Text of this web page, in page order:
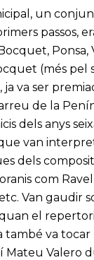
un
passos,
Ponsa,
(més
ja va ser
de la
dels anys
van
dels
com
Van gaudir
el
va
Valero